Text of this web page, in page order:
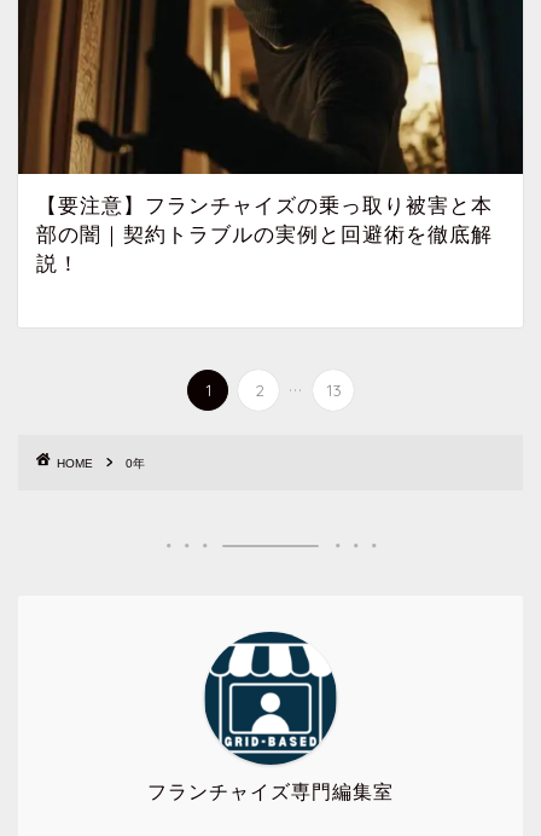
【要注意】フランチャイズの乗っ取り被害と本
部の闇｜契約トラブルの実例と回避術を徹底解
説！
1 2 ... 13
HOME 0年
フランチャイズ専門編集室